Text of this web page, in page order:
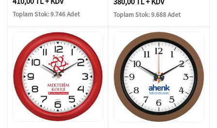
Toplam Stok: 9.746 Adet Toplam Stok: 9.688 Adet